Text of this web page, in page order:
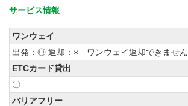
サービス情報
ワンウェイ
出発：◎ 返却：× ワンウェイ返却できません
ETCカード貸出
〇
バリアフリー